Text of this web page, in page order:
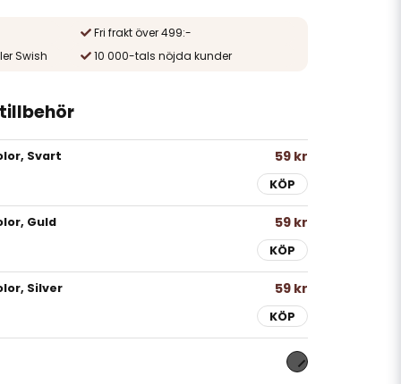
Fri frakt över 499:-
Swish
10 000-tals nöjda kunder
Svart 59 kr
KÖP
Guld 59 kr
KÖP
Silver 59 kr
KÖP